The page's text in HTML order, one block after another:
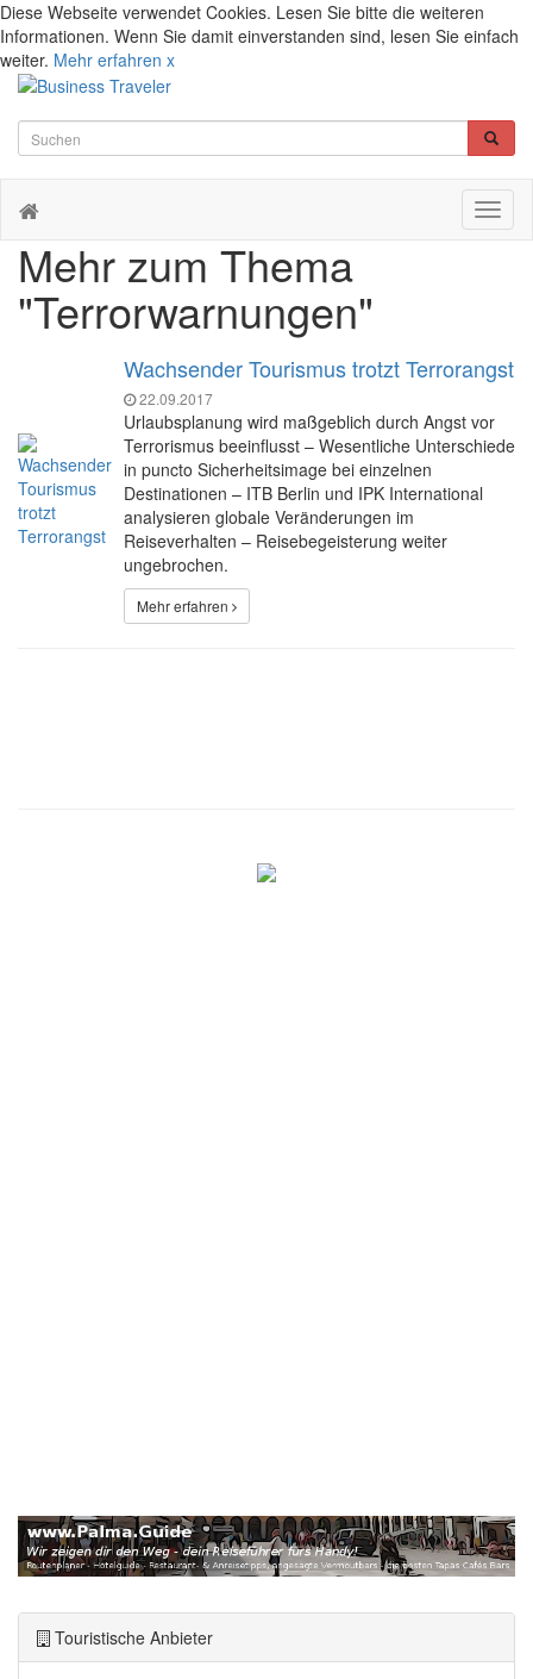
Diese Webseite verwendet Cookies. Lesen Sie bitte die weiteren
Informationen. Wenn Sie damit einverstanden sind, lesen Sie einfach
weiter. Mehr erfahren x
Mehr zum Thema
"Terrorwarnungen"
Wachsender Tourismus trotzt Terrorangst
22.09.2017
Urlaubsplanung wird maßgeblich durch Angst vor
Terrorismus beeinflusst – Wesentliche Unterschiede
in puncto Sicherheitsimage bei einzelnen
Destinationen – ITB Berlin und IPK International
analysieren globale Veränderungen im
Reiseverhalten – Reisebegeisterung weiter
ungebrochen.
Mehr erfahren
Touristische Anbieter